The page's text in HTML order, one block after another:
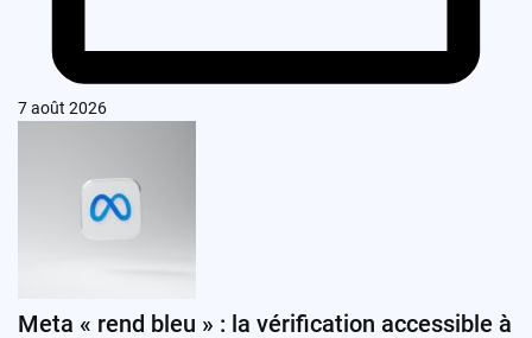
7 août 2026
Meta « rend bleu » : la vérification accessible à